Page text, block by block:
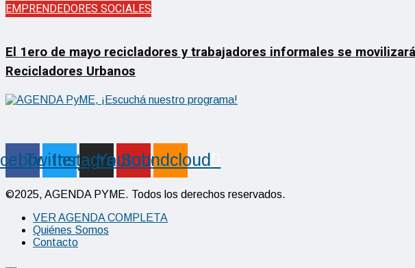
EMPRENDEDORES SOCIALES
El 1ero de mayo recicladores y trabajadores informales se
Recicladores Urbanos
TwitterInstagram
Youtube
Soundcloud
©2025, AGENDA PYME. Todos los derechos reservados.
VER AGENDA COMPLETA
Quiénes Somos
Contacto